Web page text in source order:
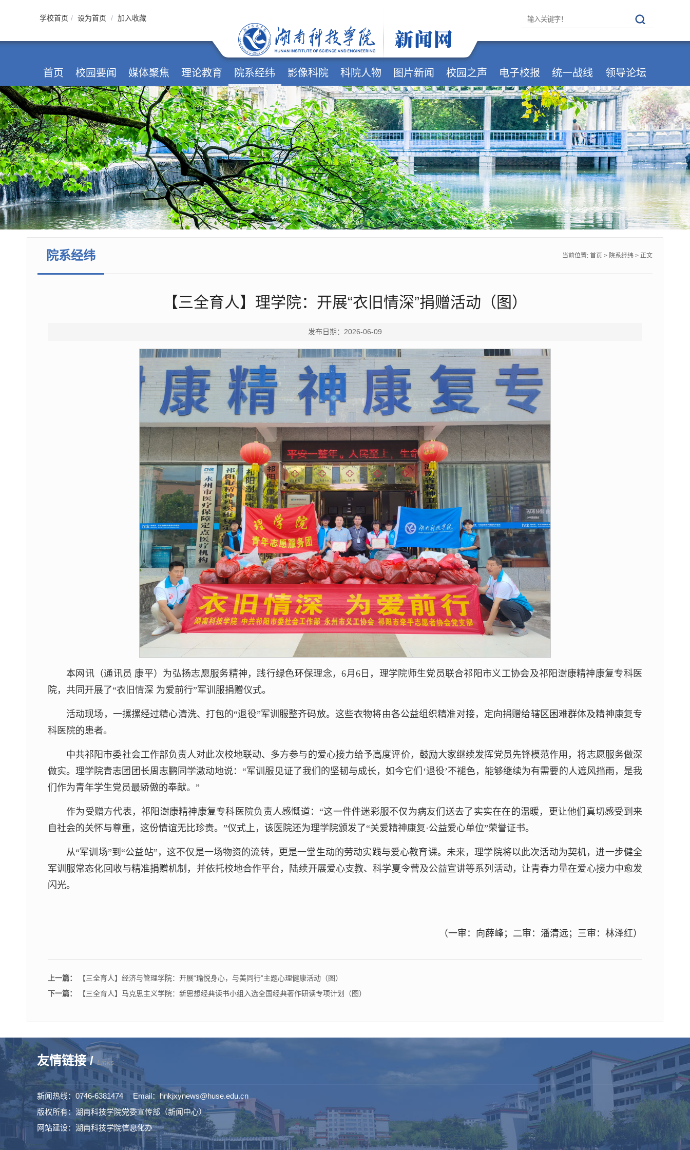
学校首页 / 设为首页 / 加入收藏
首页 校园要闻 媒体聚焦 理论教育 院系经纬 影像科院 科院人物 图片新闻 校园之声 电子校报 统一战线 领导论坛
院系经纬 当前位置: 首页 > 院系经纬 > 正文
【三全育人】理学院：开展“衣旧情深”捐赠活动（图）
发布日期：2026-06-09
本网讯（通讯员 康平）为弘扬志愿服务精神，践行绿色环保理念，6月6日，理学院师生党员联合祁阳市义工协会及祁阳澍康精神康复专科医
院，共同开展了“衣旧情深 为爱前行”军训服捐赠仪式。
活动现场，一摞摞经过精心清洗、打包的“退役”军训服整齐码放。这些衣物将由各公益组织精准对接，定向捐赠给辖区困难群体及精神康复专
科医院的患者。
中共祁阳市委社会工作部负责人对此次校地联动、多方参与的爱心接力给予高度评价，鼓励大家继续发挥党员先锋模范作用，将志愿服务做深
做实。理学院青志团团长周志鹏同学激动地说：“军训服见证了我们的坚韧与成长，如今它们‘退役’不褪色，能够继续为有需要的人遮风挡雨，是我
们作为青年学生党员最骄傲的奉献。”
作为受赠方代表，祁阳澍康精神康复专科医院负责人感慨道：“这一件件迷彩服不仅为病友们送去了实实在在的温暖，更让他们真切感受到来
自社会的关怀与尊重，这份情谊无比珍贵。”仪式上，该医院还为理学院颁发了“关爱精神康复·公益爱心单位”荣誉证书。
从“军训场”到“公益站”，这不仅是一场物资的流转，更是一堂生动的劳动实践与爱心教育课。未来，理学院将以此次活动为契机，进一步健全
军训服常态化回收与精准捐赠机制，并依托校地合作平台，陆续开展爱心支教、科学夏令营及公益宣讲等系列活动，让青春力量在爱心接力中愈发
闪光。
（一审：向薛峰；二审：潘清远；三审：林泽红）
上一篇：
【三全育人】经济与管理学院：开展“瑜悦身心，与美同行”主题心理健康活动（图）
下一篇：
【三全育人】马克思主义学院：新思想经典读书小组入选全国经典著作研读专项计划（图）
友情链接 /Links
新闻热线：0746-6381474 Email：hnkjxynews@huse.edu.cn
版权所有：湖南科技学院党委宣传部（新闻中心）
网站建设：湖南科技学院信息化办